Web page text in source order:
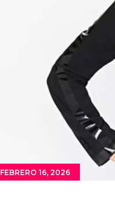
FEBRERO 16, 2026